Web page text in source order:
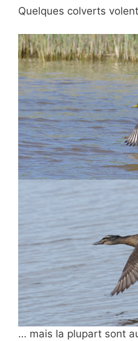
Quelques colverts
… mais la plupart sont